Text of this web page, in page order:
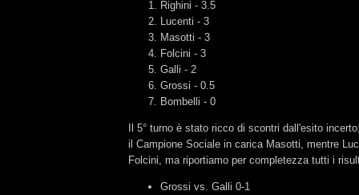
Righini - 3.5
Lucenti - 3
Masotti - 3
Folcini - 3
Galli - 2
Grossi - 0.5
Bombelli - 0
Il 5° turno è stato ricco di scontri dall'esito
il Campione Sociale in carica Masotti, mentre
Folcini, ma riportiamo per completezza tutti i
Grossi vs. Galli 0-1